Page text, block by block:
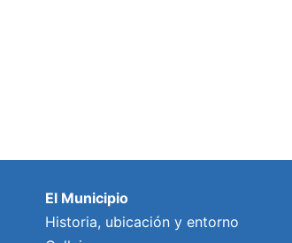
El Municipio
Historia, ubicación y entorno